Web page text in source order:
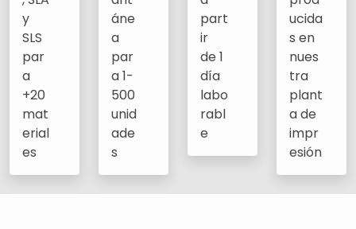
y
SLS
par
a
+20
mat
erial
es
áne
a
par
a 1-
500
unid
ade
s
part
ir
de 1
día
labo
rabl
e
ucida
s en
nues
tra
plant
a de
impr
esión